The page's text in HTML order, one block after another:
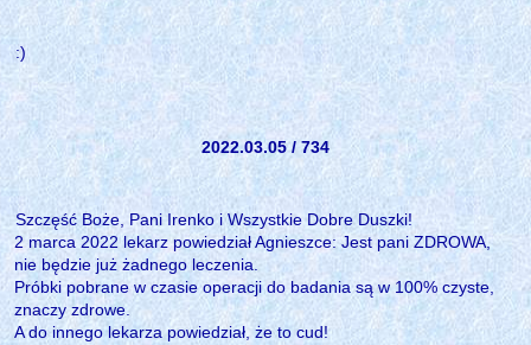
:)
2022.03.05 / 734
Szczęść Boże, Pani Irenko i Wszystkie Dobre Duszki!
2 marca 2022 lekarz powiedział Agnieszce: Jest pani ZDROWA,
nie będzie już żadnego leczenia.
Próbki pobrane w czasie operacji do badania są w 100% czyste,
znaczy zdrowe.
A do innego lekarza powiedział, że to cud!